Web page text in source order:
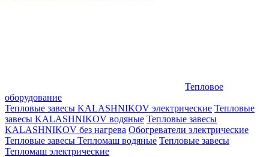
Тепловое
оборудование
Тепловые завесы KALASHNIKOV электрические Тепловые
завесы KALASHNIKOV водяные Тепловые завесы
KALASHNIKOV без нагрева Обогреватели электрические
Тепловые завесы Тепломаш водяные Тепловые завесы
Тепломаш электрические